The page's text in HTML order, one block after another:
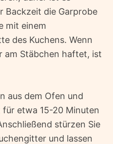
Backzeit die Garprobe
mit einem
des Kuchens. Wenn
am Stäbchen haftet, ist
aus dem Ofen und
für etwa 15-20 Minuten
stürzen Sie
und lassen